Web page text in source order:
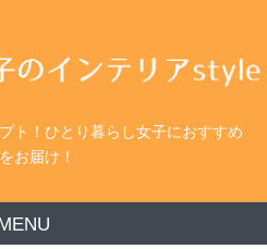
ト！ひとり暮らし女子におすすめ
お届け！
MENU